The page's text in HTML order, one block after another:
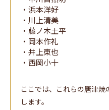
・浜本洋好
・川上清美
・藤ノ木土平
・岡本作礼
・井上東也
・西岡小十
ここでは、これらの唐津
します。